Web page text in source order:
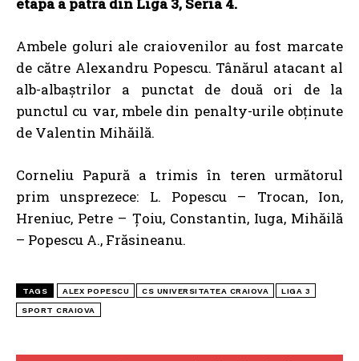
Ambele goluri ale craiovenilor au fost marcate
de către Alexandru Popescu. Tânărul atacant al
alb-albaștrilor a punctat de două ori de la
punctul cu var, mbele din penalty-urile obținute
de Valentin Mihăilă.
Corneliu Papură a trimis în teren următorul
prim unsprezece: L. Popescu – Trocan, Ion,
Hreniuc, Petre – Țoiu, Constantin, Iuga, Mihăilă
– Popescu A., Frăsineanu.
TAGS ALEX POPESCU CS UNIVERSITATEA CRAIOVA LIGA 3
SPORT CRAIOVA